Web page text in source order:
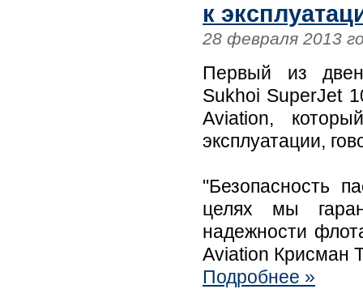
к
28 февраля 2013
Первый из
Sukhoi SuperJet
Aviation,
эксплуатации,
"Безопасность
целях мы
надежности
Aviation Крисман
Подробнее »